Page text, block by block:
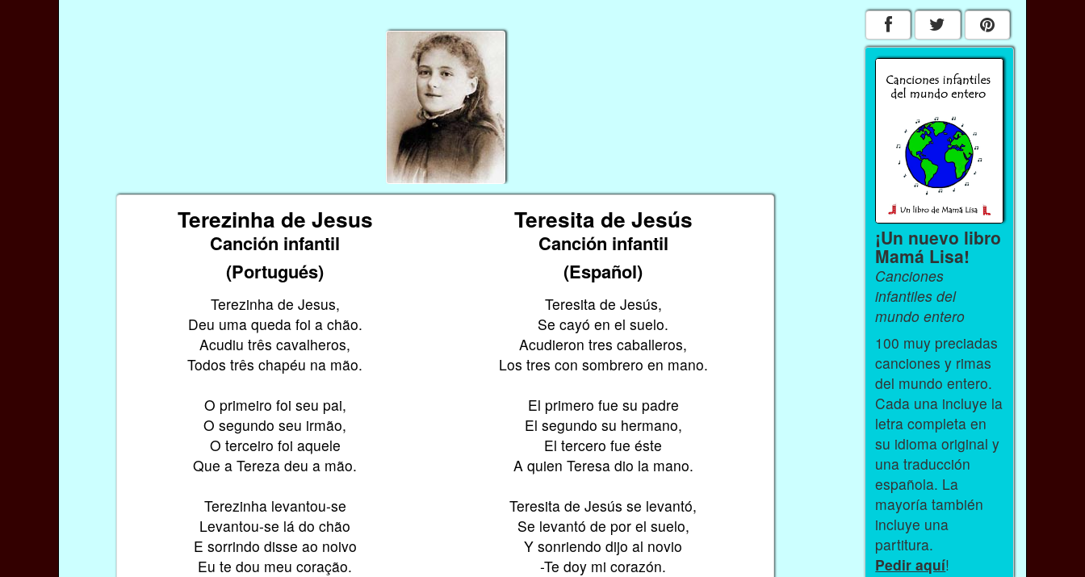
Terezinha de Jesus Teresita de Jesús
Canción infantil
Canción infantil
(Portugués)
(Español)
Terezinha de Jesus,
Deu uma queda foi a chão.
Acudiu três cavalheros,
Todos três chapéu na mão.
O primeiro foi seu pai,
O segundo seu irmão,
O terceiro foi aquele
Que a Tereza deu a mão.
Terezinha levantou-se
Levantou-se lá do chão
E sorrindo disse ao noivo
Eu te dou meu coração.
Teresita de Jesús,
Se cayó en el suelo.
Acudieron tres caballeros,
Los tres con sombrero en mano.
El primero fue su padre
El segundo su hermano,
El tercero fue éste
A quien Teresa dio la mano.
Teresita de Jesús se levantó,
Se levantó de por el suelo,
Y sonriendo dijo al novio
-Te doy mi corazón.
¡Un nuevo libro
Mamá Lisa!
Canciones
infantiles del
mundo entero
100 muy preciadas
canciones y rimas
del mundo entero.
Cada una incluye la
letra completa en
su idioma original y
una traducción
española. La
mayoría también
incluye una
partitura.
Pedir aquí!